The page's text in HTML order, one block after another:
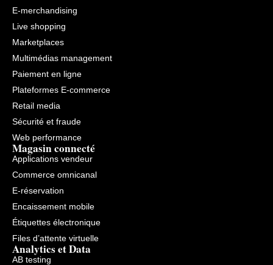
E-merchandising
Live shopping
Marketplaces
Multimédias management
Paiement en ligne
Plateformes E-commerce
Retail media
Sécurité et fraude
Web performance
Magasin connecté
Applications vendeur
Commerce omnicanal
E-réservation
Encaissement mobile
Étiquettes électronique
Files d’attente virtuelle
Analytics et Data
AB testing